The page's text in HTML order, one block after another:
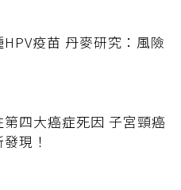
疫苗 丹麥研究：風險
第四大癌症死因 子宮頸癌
現！